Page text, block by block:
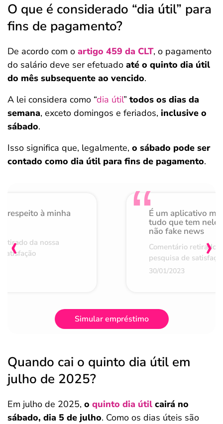
O que é considerado “dia útil” para
fins de pagamento?
De acordo com o artigo 459 da CLT, o pagamento
do salário deve ser efetuado até o quinto dia útil
do mês subsequente ao vencido.
A lei considera como “dia útil” todos os dias da
semana, exceto domingos e feriados, inclusive o
sábado.
Isso significa que, legalmente, o sábado pode ser
contado como dia útil para fins de pagamento.
respeito à minha
da nossa
É um aplicativo
tudo que tem nele
não fake news
Comentário retirado
pesquisa de
30/01/2023
‹ ›
Simular empréstimo
Quando cai o quinto dia útil em
julho de 2025?
Em julho de 2025, o quinto dia útil cairá no
sábado, dia 5 de julho. Como os dias úteis são